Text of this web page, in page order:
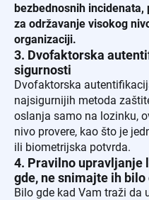
bezbednosnih
za održavanje visokog
organizaciji.
3. Dvofaktorska
sigurnosti
Dvofaktorska
najsigurnijih metoda
oslanja samo na lozinku,
nivo provere, kao što je
ili biometrijska potvrda.
4. Pravilno upravljanje
gde, ne snimajte ih bilo
Bilo gde kad Vam traži da